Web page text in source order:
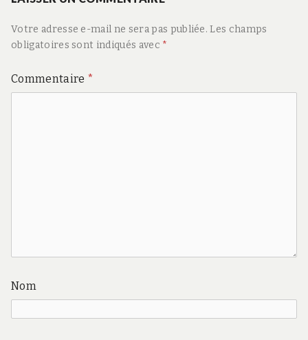
Votre adresse e-mail ne sera pas publiée. Les champs
obligatoires sont indiqués avec *
Commentaire *
Nom